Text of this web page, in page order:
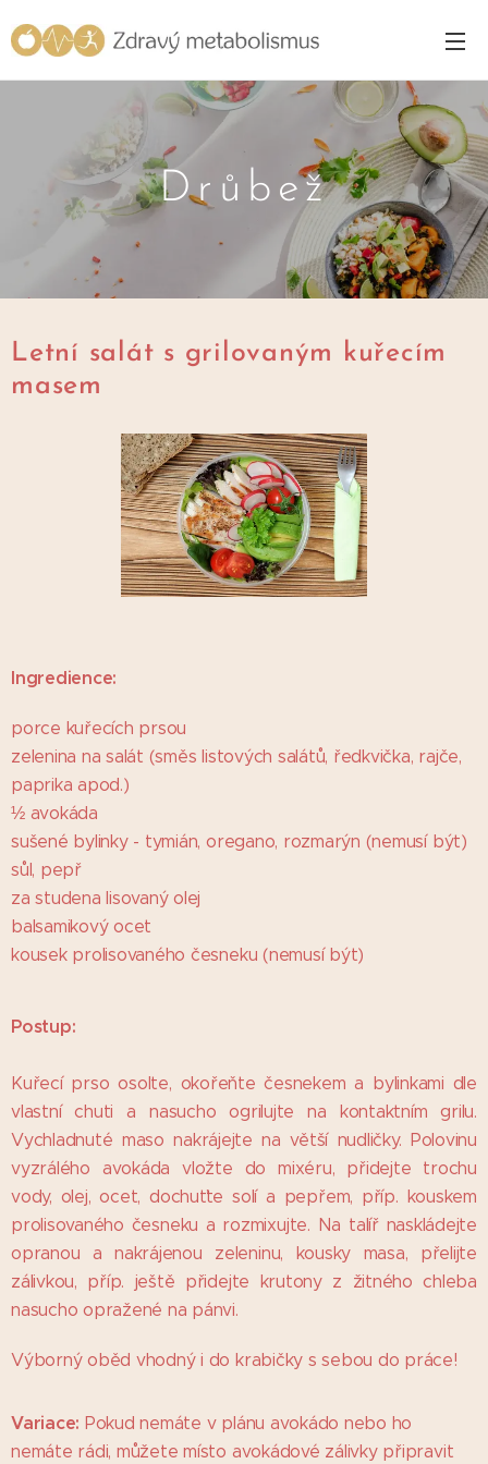
Drůbež
Letní salát s grilovaným kuřecím
masem
Ingredience:
porce kuřecích prsou
zelenina na salát (směs listových salátů, ředkvička, rajče,
paprika apod.)
½ avokáda
sušené bylinky - tymián, oregano, rozmarýn (nemusí být)
sůl, pepř
za studena lisovaný olej
balsamikový ocet
kousek prolisovaného česneku (nemusí být)
Postup:
Kuřecí prso osolte, okořeňte česnekem a bylinkami dle
vlastní chuti a nasucho ogrilujte na kontaktním grilu.
Vychladnuté maso nakrájejte na větší nudličky. Polovinu
vyzrálého avokáda vložte do mixéru, přidejte trochu
vody, olej, ocet, dochuťte solí a pepřem, příp. kouskem
prolisovaného česneku a rozmixujte. Na talíř naskládejte
opranou a nakrájenou zeleninu, kousky masa, přelijte
zálivkou, příp. ještě přidejte krutony z žitného chleba
nasucho opražené na pánvi.
Výborný oběd vhodný i do krabičky s sebou do práce!
Variace: Pokud nemáte v plánu avokádo nebo ho
nemáte rádi, můžete místo avokádové zálivky připravit